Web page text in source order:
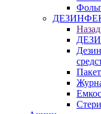
Назад